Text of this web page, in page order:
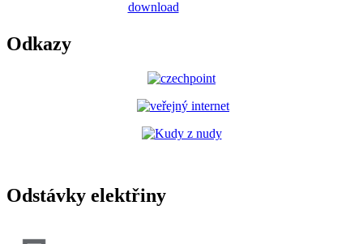
Odkazy
Odstávky elektřiny